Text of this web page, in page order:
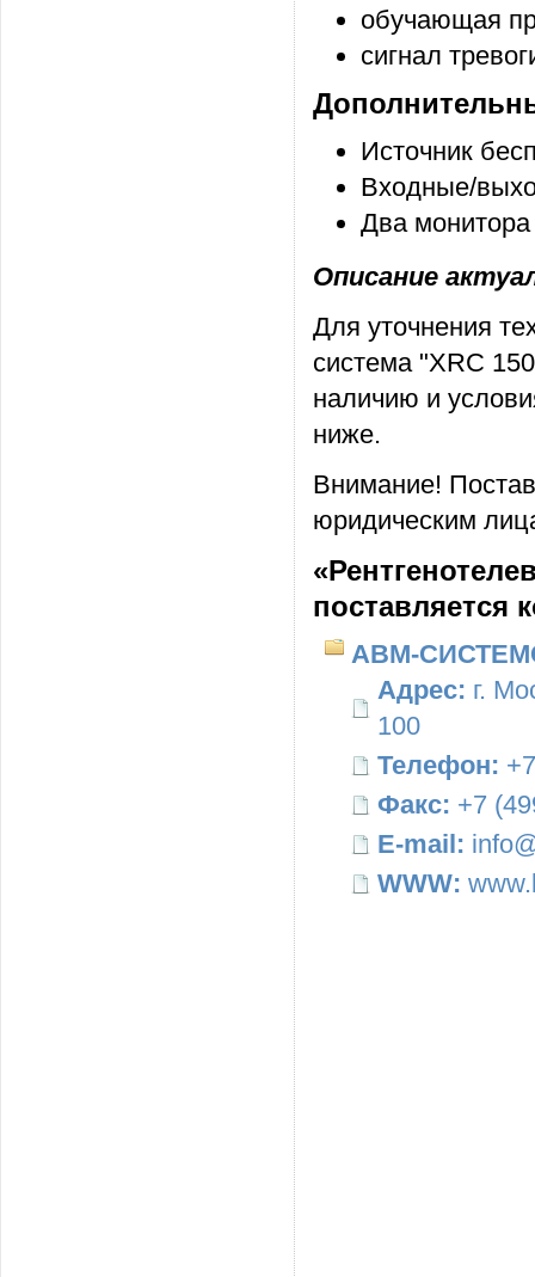
обучающая
сигнал
Источник
Входные/
Два монитора
Описание
Для уточнения
система "XRC
наличию и
ниже.
Внимание!
юридическим
поставляется
АВМ-
Адрес: г.
100
Телефон:
Факс: +7
E-mail:
WWW: